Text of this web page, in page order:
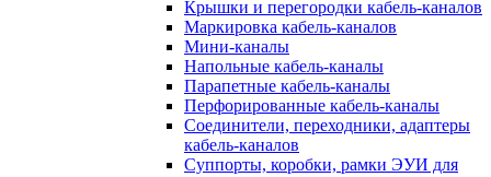
Крышки и перегородки кабель-каналов
Маркировка кабель-каналов
Мини-каналы
Напольные кабель-каналы
Парапетные кабель-каналы
Перфорированные кабель-каналы
Соединители, переходники, адаптеры
кабель-каналов
Суппорты, коробки, рамки ЭУИ для